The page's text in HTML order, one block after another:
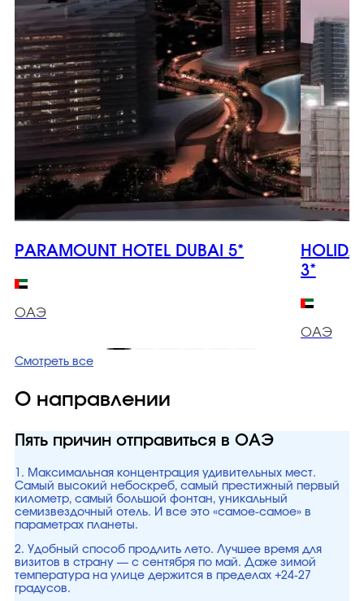
PARAMOUNT HOTEL DUBAI 5*
ОАЭ
3*
ОАЭ
Смотреть все
О направлении
Пять причин отправиться в ОАЭ
1. Максимальная концентрация удивительных мест.
Самый высокий небоскреб, самый престижный первый
километр, самый большой фонтан, уникальный
семизвездочный отель. И все это «самое-самое» в
параметрах планеты.
2. Удобный способ продлить лето. Лучшее время для
визитов в страну — с сентября по май. Даже зимой
температура на улице держится в пределах +24-27
градусов.